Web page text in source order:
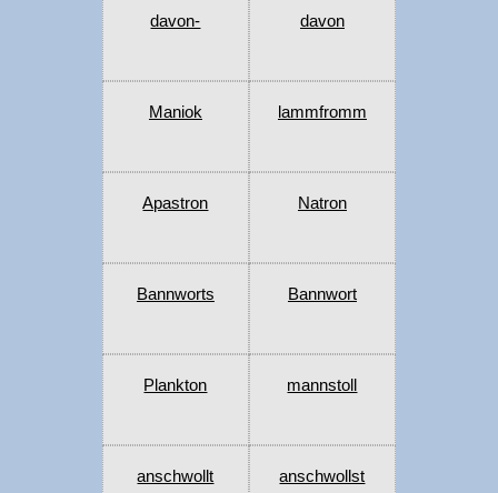
davon- davon
Maniok lammfromm
Apastron Natron
Bannworts Bannwort
Plankton mannstoll
anschwollt anschwollst